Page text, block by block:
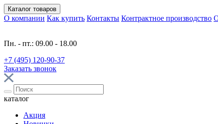
Каталог товаров
О компании Как купить Контакты Контрактное производство
Пн. - пт.: 09.00 - 18.00
+7 (495) 120-90-37
Заказать звонок
каталог
Акция